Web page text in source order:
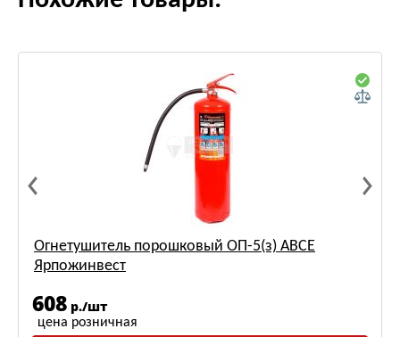
Огнетушитель порошковый ОП-5(з) АВСЕ
Ярпожинвест
608 р./шт
цена розничная